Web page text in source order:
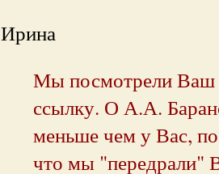
Ирина
Мы посмотрели Ваш
ссылку. О А.А.
меньше чем у Вас,
что мы "передрали"